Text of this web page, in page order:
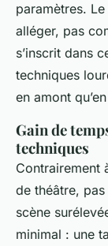
paramètres.
alléger, pas
s’inscrit dans
techniques
en amont
Gain de
techniques
Contrairement
de théâtre,
scène
minimal : une